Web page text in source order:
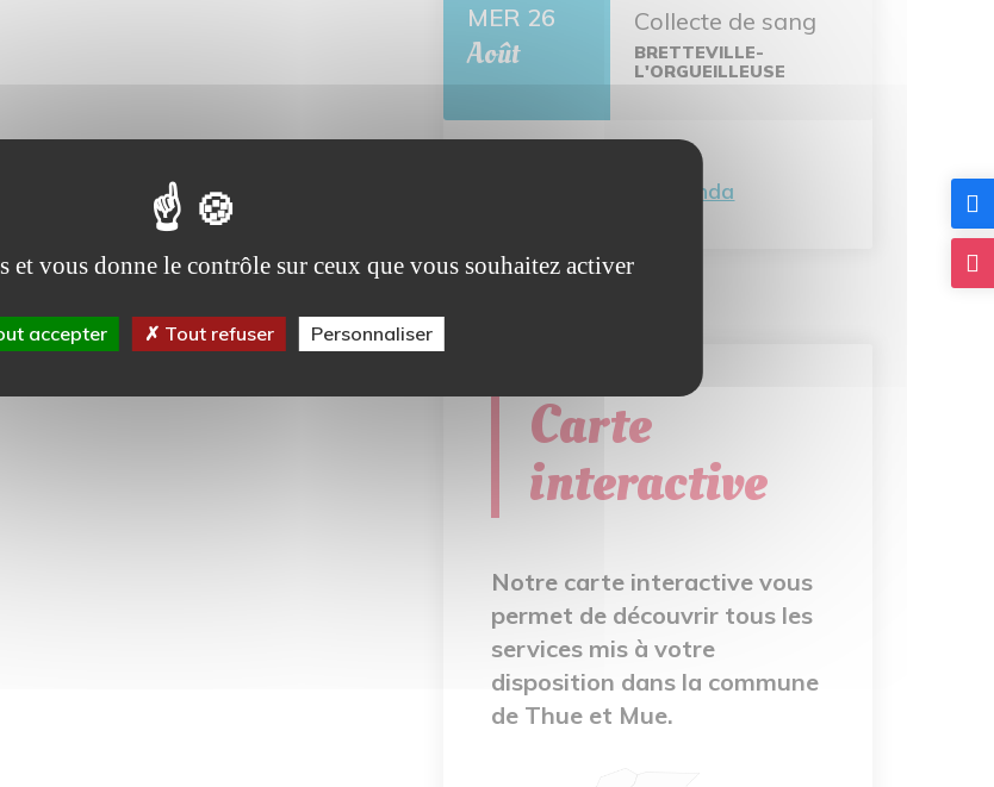
MER 26
Août
Collecte de sang
BRETTEVILLE-
L'ORGUEILLEUSE
Tout l'agenda
Carte
interactive
Notre carte interactive vous
permet de découvrir tous les
services mis à votre
disposition dans la commune
de Thue et Mue.
et vous donne le contrôle sur ceux que vous souhaitez activer
accepter Tout refuser Personnaliser